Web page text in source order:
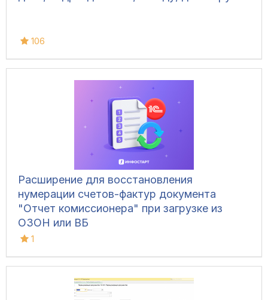
106
Расширение для восстановления
нумерации счетов-фактур документа
"Отчет комиссионера" при загрузке из
ОЗОН или ВБ
1